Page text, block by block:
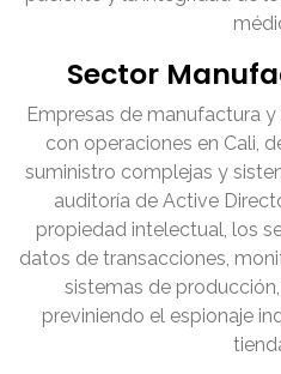
Sector
Empresas de manufactura
con operaciones en Cali,
suministro complejas y
auditoría de Active
propiedad intelectual, los
datos de transacciones,
sistemas de
previniendo el espionaje